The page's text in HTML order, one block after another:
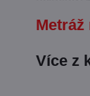
Více z